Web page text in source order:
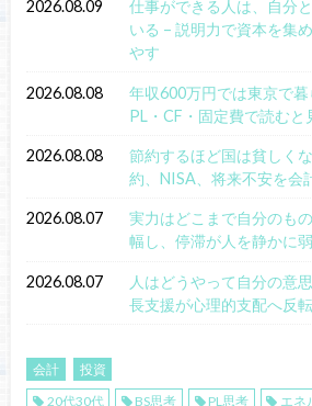
2026.08.09
仕事ができる人は、自分
いる – 説明力で資本を集
やす
2026.08.08
年収600万円では東京で
PL・CF・固定費で読むと
2026.08.08
節約するほど国は貧しく
約、NISA、将来不安を会
2026.08.07
実力はどこまで自分のも
幅し、停滞が人を静かに
2026.08.07
人はどうやって自分の意
長支援が心理的支配へ反
会計
投資
20代30代
BS思考 PL思考 エネ